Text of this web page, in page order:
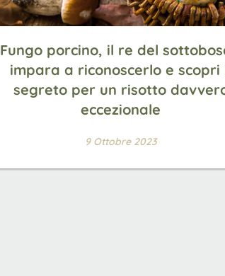
Fungo porcino, il re del
impara a riconoscerlo e scopri
segreto per un risotto
eccezionale
9 Ottobre 2023